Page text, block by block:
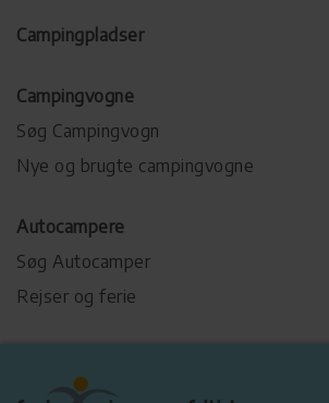
Campingpladser
Campingvogne
Søg Campingvogn
Nye og brugte campingvogne
Autocampere
Søg Autocamper
Rejser og ferie